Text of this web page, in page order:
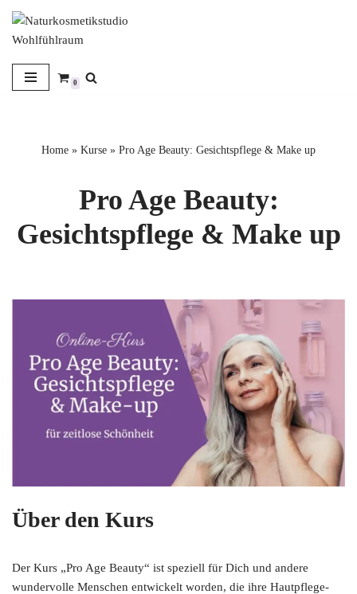
Zum
Inhalt
springen
0
Home » Kurse » Pro Age Beauty: Gesichtspflege & Make up
Pro Age Beauty:
Gesichtspflege & Make up
Über den Kurs
Der Kurs „Pro Age Beauty“ ist speziell für Dich und andere
wundervolle Menschen entwickelt worden, die ihre Hautpflege-